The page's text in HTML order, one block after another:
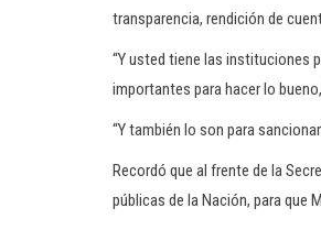
transparencia, rendición de
“Y usted tiene las instituciones
importantes para hacer lo
“Y también lo son para
Recordó que al frente de la
públicas de la Nación, para que